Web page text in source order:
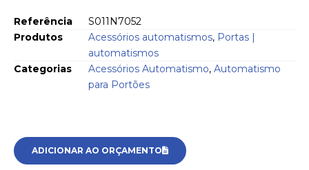
Referência
S011N7052
Produtos
Acessórios automatismos, Portas |
automatismos
Categorias
Acessórios Automatismo, Automatismo
para Portões
ADICIONAR AO ORÇAMENTO